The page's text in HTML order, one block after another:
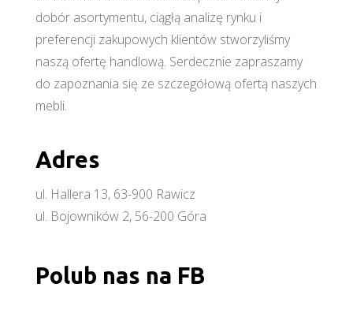
dobór asortymentu, ciągłą analizę rynku i
preferencji zakupowych klientów stworzyliśmy
naszą ofertę handlową. Serdecznie zapraszamy
do zapoznania się ze szczegółową ofertą naszych
mebli.
Adres
ul. Hallera 13, 63-900 Rawicz
ul. Bojowników 2, 56-200 Góra
Polub nas na FB